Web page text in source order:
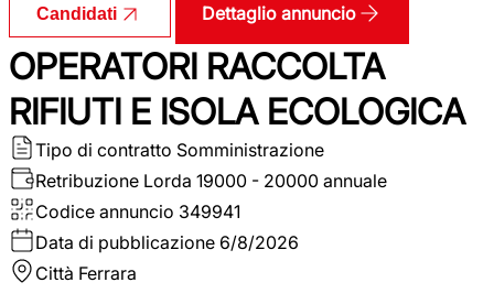
Candidati Dettaglio annuncio
OPERATORI RACCOLTA
RIFIUTI E ISOLA ECOLOGICA
Tipo di contratto Somministrazione
Retribuzione Lorda 19000 - 20000 annuale
Codice annuncio 349941
Data di pubblicazione 6/8/2026
Città Ferrara